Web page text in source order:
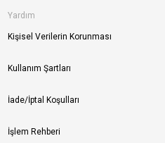
Yardım
Kişisel Verilerin Korunması
Kullanım Şartları
İade/İptal Koşulları
İşlem Rehberi